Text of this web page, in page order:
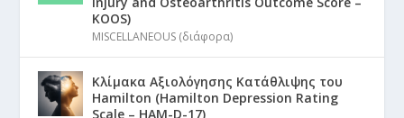
KOOS)
MISCELLANEOUS (διάφορα)
Κλίμακα Αξιολόγησης Κατάθλιψης του
Hamilton (Hamilton Depression Rating
Scale – HAM-D-17)